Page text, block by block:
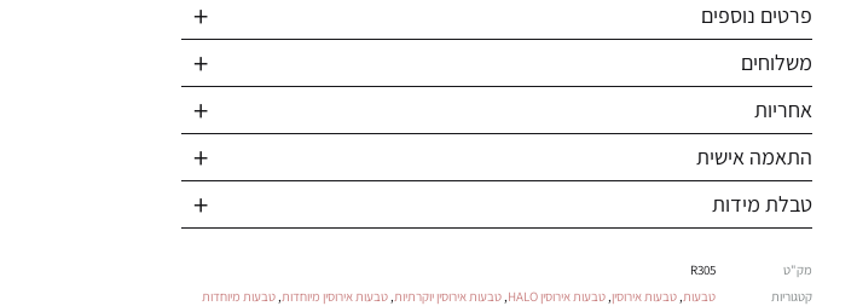
פרטים נוספים
משלוחים
אחריות
התאמה אישית
טבלת מידות
מק"ט
R305
קטגוריות
טבעות,טבעות אירוסין,טבעות אירוסין HALO ,טבעות אירוסין יוקרתיות,טבעות אירוסין מיוחדות,טבעות מיוחדות